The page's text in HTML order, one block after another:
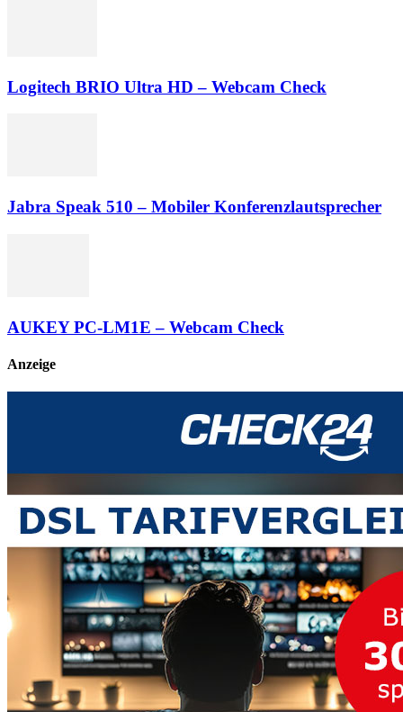
Logitech BRIO Ultra HD – Webcam Check
Jabra Speak 510 – Mobiler Konferenzlautsprecher
AUKEY PC-LM1E – Webcam Check
Anzeige